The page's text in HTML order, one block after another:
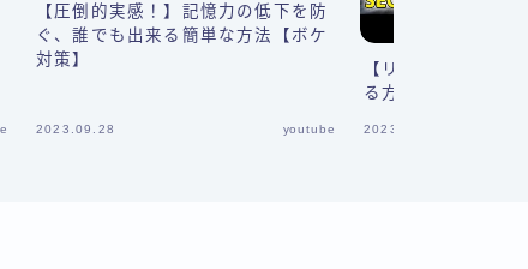
【圧倒的実感！】記憶力の低下を防
ぐ、誰でも出来る簡単な方法【ボケ
対策】
2023.09.28 youtube
【リライト超入門
る方法5ステップ【
2023.09.30